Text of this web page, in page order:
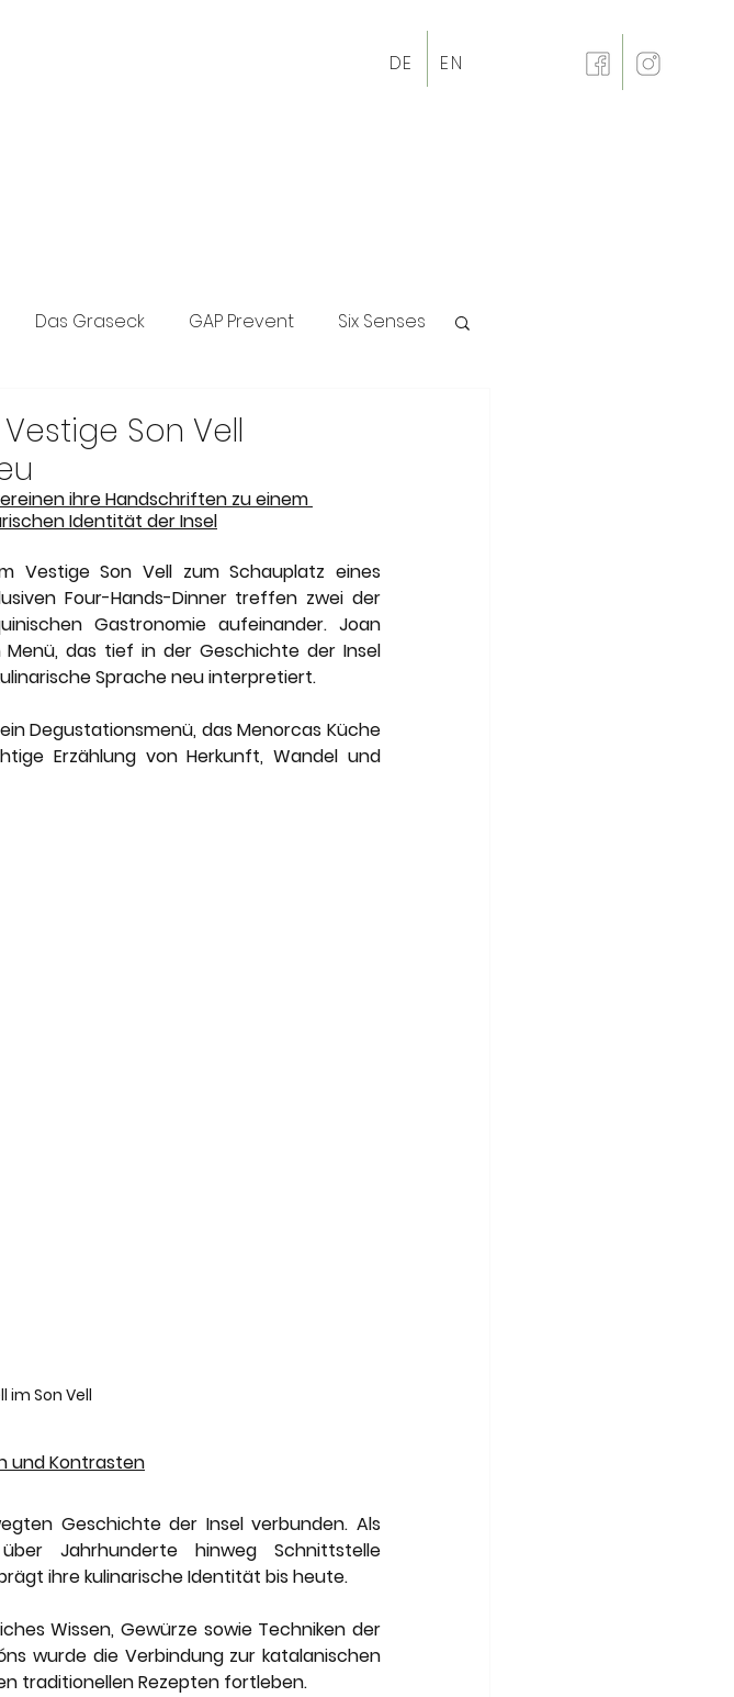
und Lifestyle.
DE EN
Das Graseck GAP Prevent Six Senses
Maslina Resort Art of Travel
Traveller
Son Vell
ihre Handschriften zu einem
Identität der Insel
Vestige Son Vell zum Schauplatz eines
Four-Hands-Dinner treffen zwei der
Gastronomie aufeinander. Joan
das tief in der Geschichte der Insel
Sprache neu interpretiert.
Degustationsmenü, das Menorcas Küche
Erzählung von Herkunft, Wandel und
im Son Vell
und Kontrasten
Geschichte der Insel verbunden. Als
Jahrhunderte hinweg Schnittstelle
ihre kulinarische Identität bis heute.
Wissen, Gewürze sowie Techniken der
wurde die Verbindung zur katalanischen
traditionellen Rezepten fortleben.